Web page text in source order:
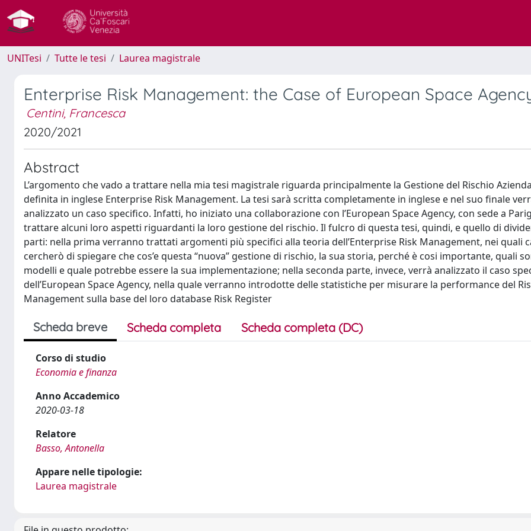
UNITesi Tutte le tesi Laurea magistrale
Enterprise Risk Management: the Case of European Space
Centini, Francesca
2020/2021
Abstract
L’argomento che vado a trattare nella mia tesi magistrale riguarda principalmente la Gestione del Rischio
definita in inglese Enterprise Risk Management. La tesi sarà scritta completamente in inglese e nel suo finale
analizzato un caso specifico. Infatti, ho iniziato una collaborazione con l’European Space Agency, con sede a
trattare alcuni loro aspetti riguardanti la loro gestione del rischio. Il fulcro di questa tesi, quindi, e quello di
parti: nella prima verranno trattati argomenti più specifici alla teoria dell’Enterprise Risk Management, nei quali
cercherò di spiegare che cos’e questa “nuova” gestione di rischio, la sua storia, perché è cosi importante, quali
modelli e quale potrebbe essere la sua implementazione; nella seconda parte, invece, verrà analizzato il caso
dell’European Space Agency, nella quale verranno introdotte delle statistiche per misurare la performance del
Management sulla base del loro database Risk Register
Scheda breve Scheda completa Scheda completa (DC)
Corso di studio
Economia e finanza
Anno Accademico
2020-03-18
Relatore
Basso, Antonella
Appare nelle tipologie:
Laurea magistrale